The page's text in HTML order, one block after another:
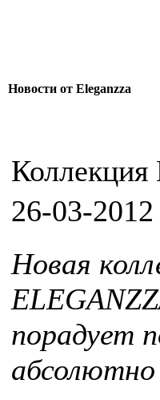
Новости от Eleganzza
Коллекция
26-03-2012
Новая
порадует
абсолютно